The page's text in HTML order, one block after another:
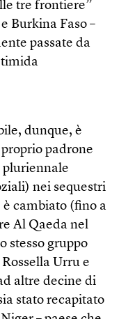
tre frontiere”
Burkina Faso –
passate da
timida
dunque, è
padrone
pluriennale
nei sequestri
cambiato (fino a
Al Qaeda nel
stesso gruppo
Urru e
altre decine di
stato recapitato